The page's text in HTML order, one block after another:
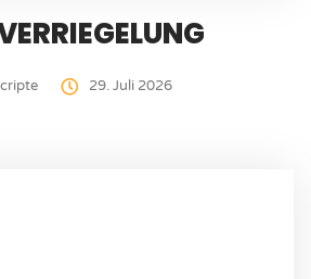
29. Juli 2026